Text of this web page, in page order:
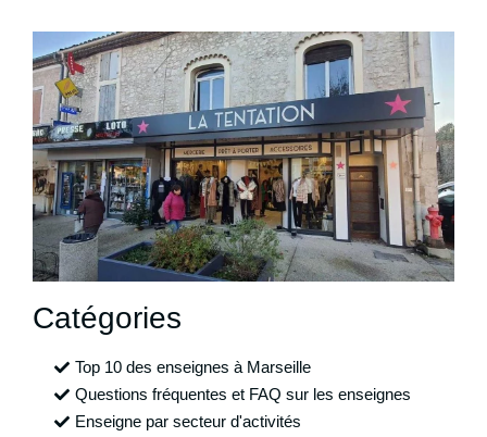
Catégories
Top 10 des enseignes à Marseille
Questions fréquentes et FAQ sur les enseignes
Enseigne par secteur d'activités